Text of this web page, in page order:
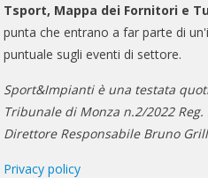
Tsport, Mappa dei Fornitori e
punta che entrano a far parte di
puntuale sugli eventi di settore.
Sport&Impianti è una testata
Tribunale di Monza n.2/2022
Direttore Responsabile Bruno
Privacy policy